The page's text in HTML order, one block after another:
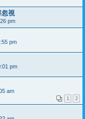
忽視
pm
pm
pm
am
1 2